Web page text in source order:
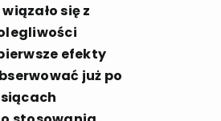
się z
efekty
już po